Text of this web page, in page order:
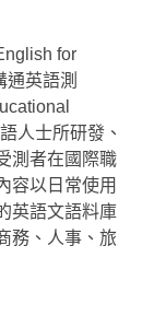
for
通英語測
人士所研發、
測者在國際職
容以日常使用
英語文語料庫
務、人事、旅